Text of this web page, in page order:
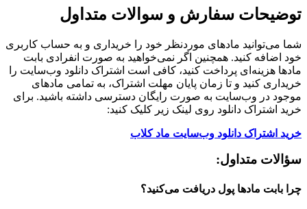
توضیحات سفارش و سوالات متداول
شما می‌توانید مادهای موردنظر خود را خریداری و به حساب کاربری
خود اضافه کنید. همچنین اگر نمی‌خواهید به صورت انفرادی بابت
مادها هزینه‌ای پرداخت کنید، کافی است اشتراک دانلود وب‌سایت را
خریداری کنید و تا زمان پایان مهلت اشتراک، به تمامی مادهای
موجود در وب‌سایت به صورت رایگان دسترسی داشته باشید. برای
خرید اشتراک دانلود روی لینک زیر کلیک کنید:
خرید اشتراک دانلود وب‌سایت ماد کلاب
سؤالات متداول:
چرا بابت مادها پول دریافت می‌کنید؟